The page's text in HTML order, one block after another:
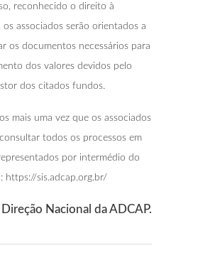
reconhecido o direito à
os associados serão orientados a
os documentos necessários para
dos valores devidos pelo
dos citados fundos.
mais uma vez que os associados
todos os processos em
por intermédio do
https://sis.adcap.org.br/
Direção Nacional da ADCAP.